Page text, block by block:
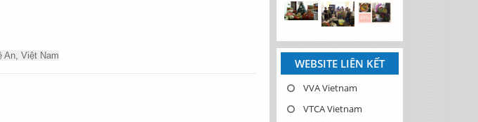
An, Việt Nam
WEBSITE LIÊN KẾT
VVA Vietnam
VTCA Vietnam